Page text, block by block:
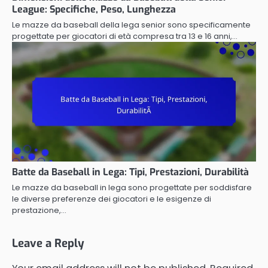
League: Specifiche, Peso, Lunghezza
Le mazze da baseball della lega senior sono specificamente
progettate per giocatori di età compresa tra 13 e 16 anni,…
Batte da Baseball in Lega: Tipi, Prestazioni, Durabilità
Le mazze da baseball in lega sono progettate per soddisfare
le diverse preferenze dei giocatori e le esigenze di
prestazione,…
Leave a Reply